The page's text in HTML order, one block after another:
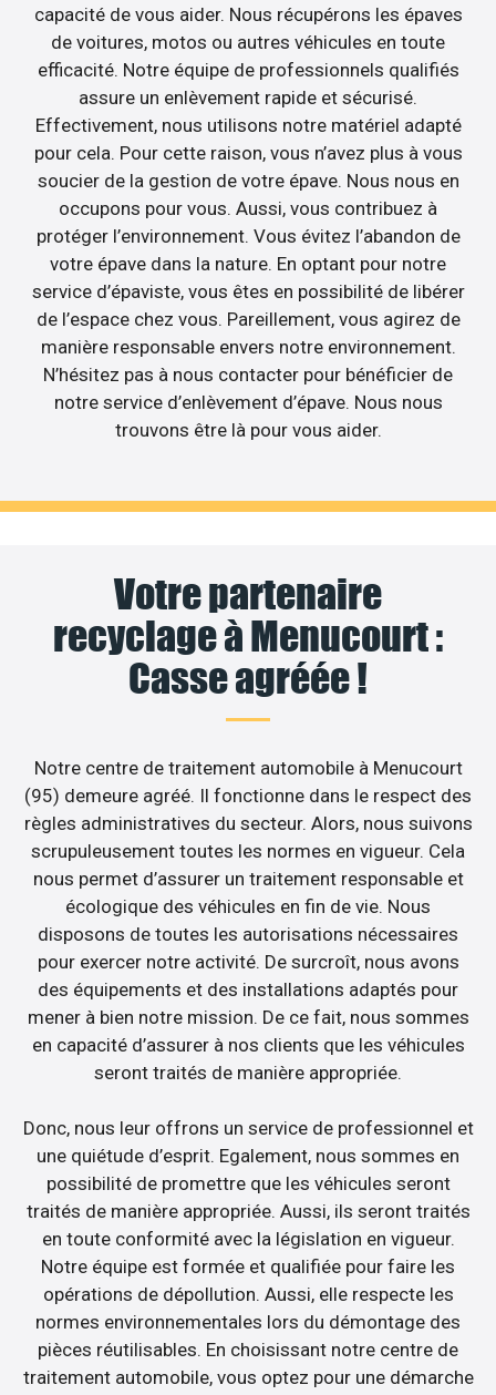
capacité de vous aider. Nous récupérons les épaves
de voitures, motos ou autres véhicules en toute
efficacité. Notre équipe de professionnels qualifiés
assure un enlèvement rapide et sécurisé.
Effectivement, nous utilisons notre matériel adapté
pour cela. Pour cette raison, vous n’avez plus à vous
soucier de la gestion de votre épave. Nous nous en
occupons pour vous. Aussi, vous contribuez à
protéger l’environnement. Vous évitez l’abandon de
votre épave dans la nature. En optant pour notre
service d’épaviste, vous êtes en possibilité de libérer
de l’espace chez vous. Pareillement, vous agirez de
manière responsable envers notre environnement.
N’hésitez pas à nous contacter pour bénéficier de
notre service d’enlèvement d’épave. Nous nous
trouvons être là pour vous aider.
Votre partenaire
recyclage à Menucourt :
Casse agréée !
Notre centre de traitement automobile à Menucourt
(95) demeure agréé. Il fonctionne dans le respect des
règles administratives du secteur. Alors, nous suivons
scrupuleusement toutes les normes en vigueur. Cela
nous permet d’assurer un traitement responsable et
écologique des véhicules en fin de vie. Nous
disposons de toutes les autorisations nécessaires
pour exercer notre activité. De surcroît, nous avons
des équipements et des installations adaptés pour
mener à bien notre mission. De ce fait, nous sommes
en capacité d’assurer à nos clients que les véhicules
seront traités de manière appropriée.
Donc, nous leur offrons un service de professionnel et
une quiétude d’esprit. Egalement, nous sommes en
possibilité de promettre que les véhicules seront
traités de manière appropriée. Aussi, ils seront traités
en toute conformité avec la législation en vigueur.
Notre équipe est formée et qualifiée pour faire les
opérations de dépollution. Aussi, elle respecte les
normes environnementales lors du démontage des
pièces réutilisables. En choisissant notre centre de
traitement automobile, vous optez pour une démarche